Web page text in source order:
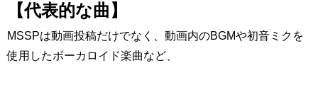
【代表的な曲】
MSSPは動画投稿だけでなく、 動画内のBGMや初音ミクを
使用したボーカロイド楽曲など、